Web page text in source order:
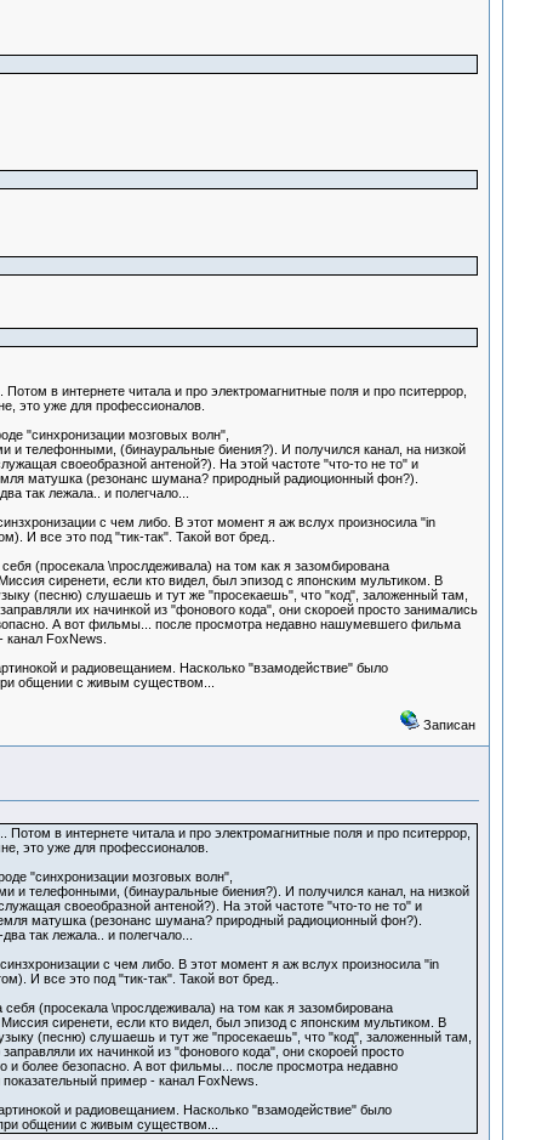
в интернете читала и про электромагнитные поля и про пситеррор,
это уже для профессионалов.
"синхронизации мозговых волн",
и телефонными, (бинауральные биения?). И получился канал, на низкой
своеобразной антеной?). На этой частоте "что-то не то" и
матушка (резонанс шумана? природный радиоционный фон?).
так лежала.. и полегчало...
с чем либо. В этот момент я аж вслух произносила "in
И все это под "тик-так". Такой вот бред..
(просекала \прослдеживала) на том как я зазомбирована
сиренети, если кто видел, был эпизод с японским мультиком. В
(песню) слушаешь и тут же "просекаешь", что "код", заложенный там,
их начинкой из "фонового кода", они скороей просто занимались
А вот фильмы... после просмотра недавно нашумевшего фильма
FoxNews.
и радиовещанием. Насколько "взамодействие" было
общении с живым существом...
Записан
в интернете читала и про электромагнитные поля и про пситеррор,
это уже для профессионалов.
"синхронизации мозговых волн",
и телефонными, (бинауральные биения?). И получился канал, на низкой
своеобразной антеной?). На этой частоте "что-то не то" и
матушка (резонанс шумана? природный радиоционный фон?).
так лежала.. и полегчало...
с чем либо. В этот момент я аж вслух произносила "in
И все это под "тик-так". Такой вот бред..
(просекала \прослдеживала) на том как я зазомбирована
сиренети, если кто видел, был эпизод с японским мультиком. В
(песню) слушаешь и тут же "просекаешь", что "код", заложенный там,
их начинкой из "фонового кода", они скороей просто
и более безопасно. А вот фильмы... после просмотра недавно
пример - канал FoxNews.
и радиовещанием. Насколько "взамодействие" было
общении с живым существом...